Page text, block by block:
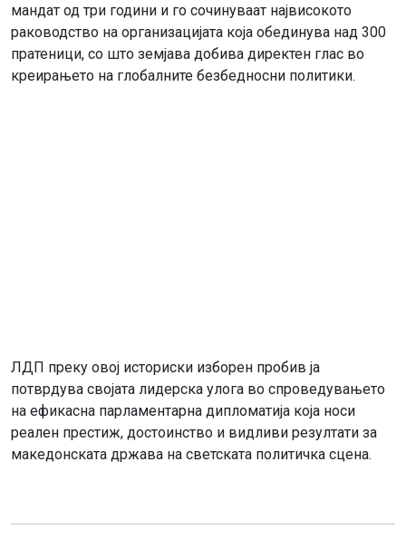
мандат од три години и го сочинуваат највисокото
раководство на организацијата која обединува над 300
пратеници, со што земјава добива директен глас во
креирањето на глобалните безбедносни политики.
ЛДП преку овој историски изборен пробив ја
потврдува својата лидерска улога во спроведувањето
на ефикасна парламентарна дипломатија која носи
реален престиж, достоинство и видливи резултати за
македонската држава на светската политичка сцена.